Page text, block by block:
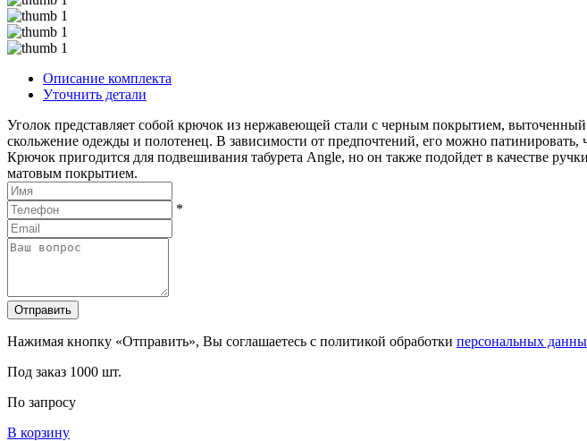
Описание комплекта
Уточнить детали
Уголок представляет собой крючок из нержавеющей стали с черным покрытием,
скольжение одежды и полотенец. В зависимости от предпочтений, его можно
Крючок пригодится для подвешивания табурета Angle, но он также подойдет в качестве
матовым покрытием.
*
Отправить
Нажимая кнопку «Отправить», Вы соглашаетесь с политикой обработки персональных
Под заказ 1000 шт.
По запросу
В корзину